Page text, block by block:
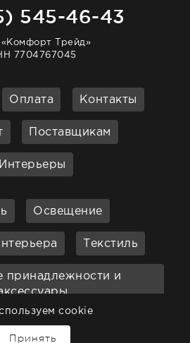
545-46-43
Трейд»
7704767045
Оплата Контакты
Поставщикам
Интерьеры
Освещение
Текстиль
принадлежности и
Садовая мебель
cookie
Принять